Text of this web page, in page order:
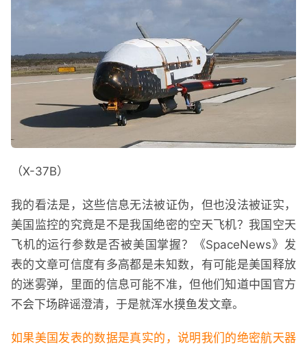
（X-37B）
我的看法是，这些信息无法被证伪，但也没法被证实，
美国监控的究竟是不是我国绝密的空天飞机？我国空天
飞机的运行参数是否被美国掌握？《SpaceNews》发
表的文章可信度有多高都是未知数，有可能是美国释放
的迷雾弹，里面的信息可能不准，但他们知道中国官方
不会下场辟谣澄清，于是就浑水摸鱼发文章。
如果美国发表的数据是真实的，说明我们的绝密航天器